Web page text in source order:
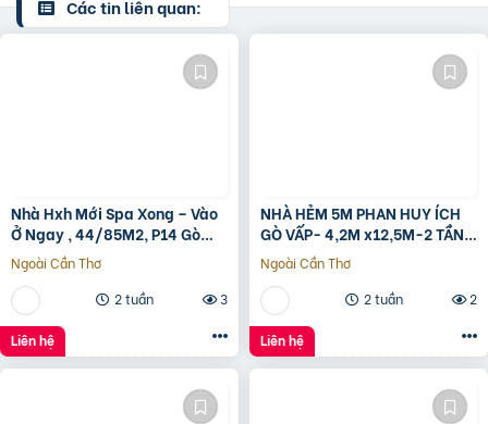
Các tin liên quan:
Nhà Hxh Mới Spa Xong – Vào
Ở Ngay , 44/85M2, P14 Gò
Vấp, Giá 4.X Tỷ
Ngoài Cần Thơ
2 tuần
3
Liên hệ
NHÀ HẺM 5M PHAN HUY ÍCH
GÒ VẤP- 4,2M x12,5M-2 TẦNG
– GIÁ 4,4 TỶ
Ngoài Cần Thơ
2 tuần
2
Liên hệ